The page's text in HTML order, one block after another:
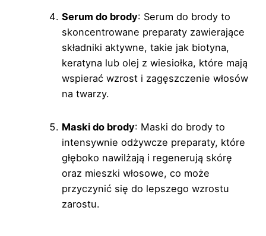
Serum do brody: Serum do brody to
skoncentrowane preparaty zawierające
składniki aktywne, takie jak biotyna,
keratyna lub olej z wiesiołka, które mają
wspierać wzrost i zagęszczenie włosów
na twarzy.
Maski do brody: Maski do brody to
intensywnie odżywcze preparaty, które
głęboko nawilżają i regenerują skórę
oraz mieszki włosowe, co może
przyczynić się do lepszego wzrostu
zarostu.